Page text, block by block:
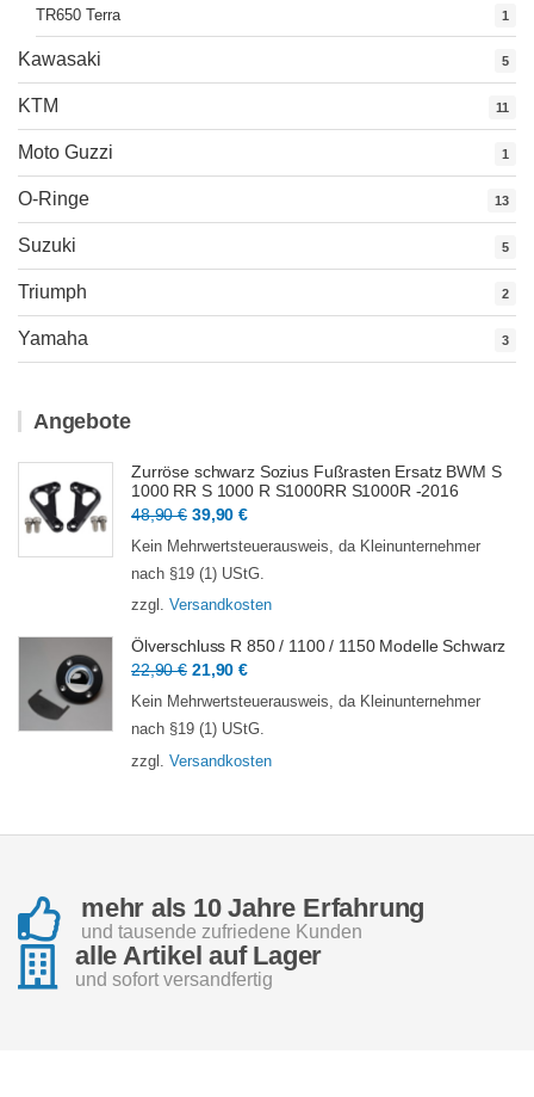
TR650 Terra 1
Kawasaki 5
KTM 11
Moto Guzzi 1
O-Ringe 13
Suzuki 5
Triumph 2
Yamaha 3
Angebote
Zurröse schwarz Sozius Fußrasten Ersatz BWM S
1000 RR S 1000 R S1000RR S1000R -2016
48,90€ Ursprünglicher
Preis
war:
48,90 €
39,90€Aktueller
Preis
ist:
39,90 €.
Kein Mehrwertsteuerausweis, da Kleinunternehmer
nach §19 (1) UStG.
zzgl. Versandkosten
Ölverschluss R 850 / 1100 / 1150 Modelle Schwarz
22,90€ Ursprünglicher
Preis
war:
22,90 €
21,90€Aktueller
Preis
ist:
21,90 €.
Kein Mehrwertsteuerausweis, da Kleinunternehmer
nach §19 (1) UStG.
zzgl. Versandkosten
mehr als 10 Jahre Erfahrung
und tausende zufriedene Kunden
alle Artikel auf Lager
und sofort versandfertig